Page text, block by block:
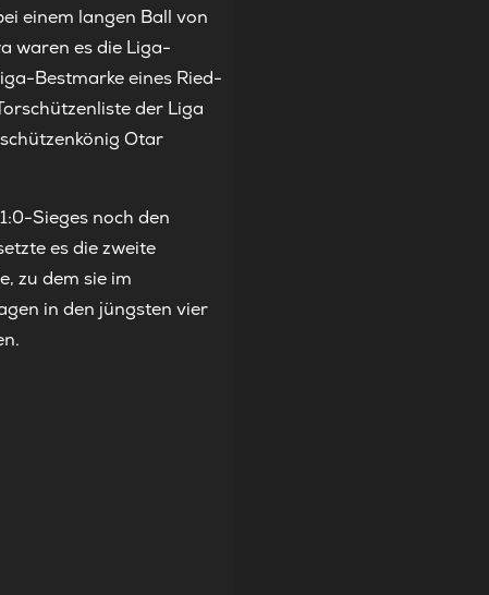
einem langen Ball von
waren es die Liga-
Bestmarke eines Ried-
der Liga
Otar
Sieges noch den
es die zweite
zu dem sie im
in den jüngsten vier